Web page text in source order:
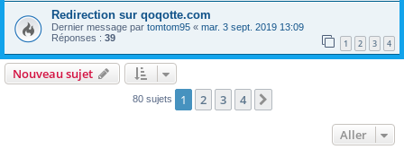
Redirection sur qoqotte.com
Dernier message par tomtom95 « mar. 3 sept. 2019 13:09
Réponses : 39 1 2 3 4
Nouveau sujet
80 sujets 1 2 3 4
Aller